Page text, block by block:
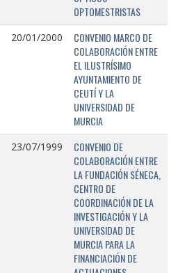
OPTOMESTRISTAS
20/01/2000
CONVENIO MARCO DE
COLABORACIÓN ENTRE
EL ILUSTRÍSIMO
AYUNTAMIENTO DE
CEUTÍ Y LA
UNIVERSIDAD DE
MURCIA
23/07/1999
CONVENIO DE
COLABORACIÓN ENTRE
LA FUNDACIÓN SÉNECA,
CENTRO DE
COORDINACIÓN DE LA
INVESTIGACIÓN Y LA
UNIVERSIDAD DE
MURCIA PARA LA
FINANCIACIÓN DE